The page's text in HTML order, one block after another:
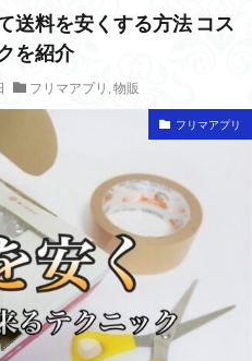
送料を安くする方法 コス
を紹介
フリマアプリ , 物販
フリマアプリ